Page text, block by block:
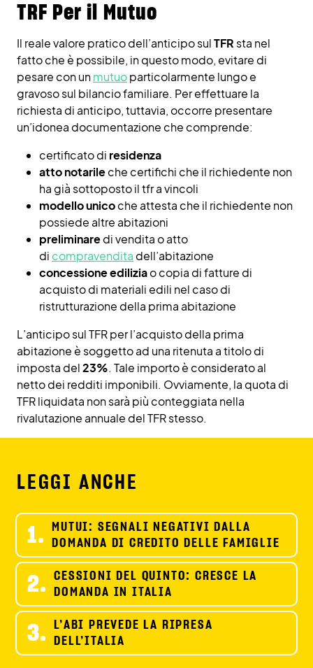
TRF Per il Mutuo
Il reale valore pratico dell’anticipo sulTFRsta nel
fatto che è possibile, in questo modo, evitare di
pesare con unmutuoparticolarmente lungo e
gravoso sul bilancio familiare. Per effettuare la
richiesta di anticipo, tuttavia, occorre presentare
un’idonea documentazione che comprende:
certificato di residenza
atto notarileche certifichi che il richiedente non
ha già sottoposto il tfr a vincoli
modello unicoche attesta che il richiedente non
possiede altre abitazioni
preliminaredi vendita o atto
di compravenditadell’abitazione
concessione ediliziao copia di fatture di
acquisto di materiali edili nel caso di
ristrutturazione della prima abitazione
L’anticipo sul TFR per l’acquisto della prima
abitazione è soggetto ad una ritenuta a titolo di
imposta del23%. Tale importo è considerato al
netto dei redditi imponibili. Ovviamente, la quota di
TFR liquidata non sarà più conteggiata nella
rivalutazione annuale del TFR stesso.
LEGGI ANCHE
1. MUTUI: SEGNALI NEGATIVI DALLA
DOMANDA DI CREDITO DELLE FAMIGLIE
2. CESSIONI DEL QUINTO: CRESCE LA
DOMANDA IN ITALIA
3. L’ABI PREVEDE LA RIPRESA
DELL’ITALIA